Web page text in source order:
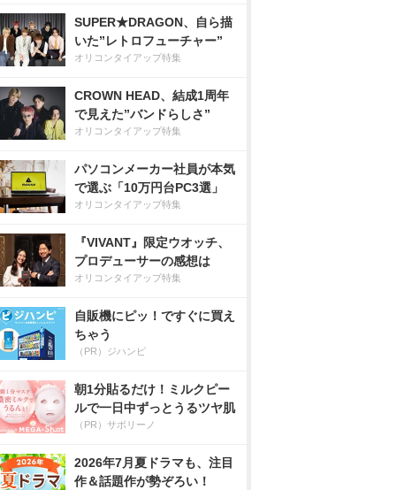
SUPER★DRAGON、自ら描
いた”レトロフューチャー”
オリコンタイアップ特集
CROWN HEAD、結成1周年
で見えた”バンドらしさ”
オリコンタイアップ特集
パソコンメーカー社員が本気
で選ぶ「10万円台PC3選」
オリコンタイアップ特集
『VIVANT』限定ウオッチ、
プロデューサーの感想は
オリコンタイアップ特集
自販機にピッ！ですぐに買え
ちゃう
（PR）ジハンピ
朝1分貼るだけ！ミルクピー
ルで一日中ずっとうるツヤ肌
（PR）サボリーノ
2026年7月夏ドラマも、注目
作＆話題作が勢ぞろい！